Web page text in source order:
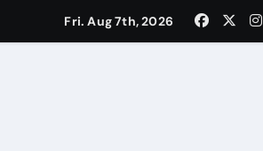
सुभाष मैदान से निकलेगी विशाल तिरंगा यात्रा
कर कार्य शुरु करवाएगीःसीनियर जीएम
Fri. Aug 7th, 2026